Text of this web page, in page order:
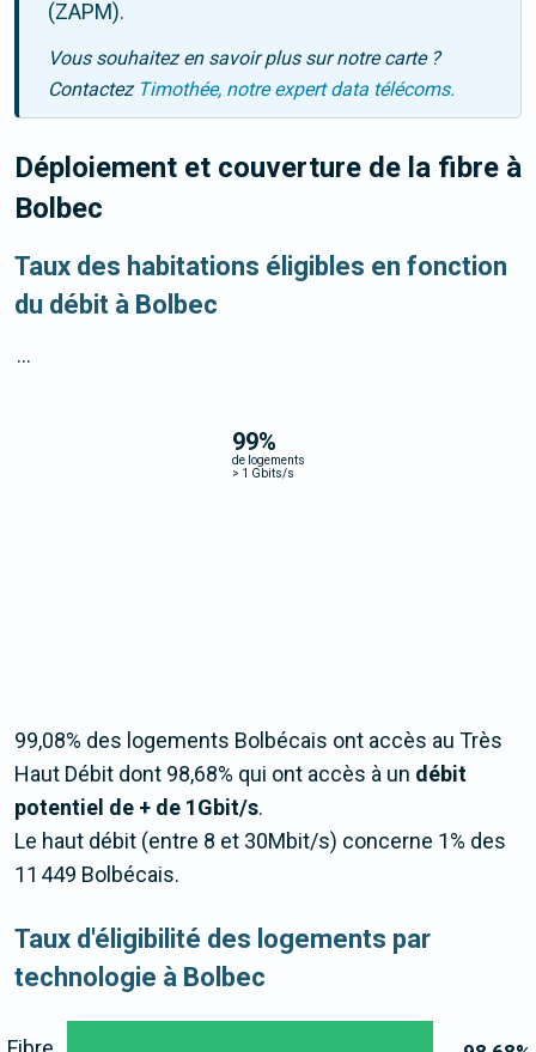
(ZAPM).
Vous souhaitez en savoir plus sur notre carte ?
Contactez Timothée, notre expert data télécoms.
Déploiement et couverture de la fibre à
Bolbec
Taux des habitations éligibles en fonction
du débit à Bolbec
99%
de logements
> 1 Gbits/s
...
99,08% des logements Bolbécais ont accès au Très
Haut Débit dont 98,68% qui ont accès à un débit
potentiel de + de 1Gbit/s.
Le haut débit (entre 8 et 30Mbit/s) concerne 1% des
11 449 Bolbécais.
Taux d'éligibilité des logements par
technologie à Bolbec